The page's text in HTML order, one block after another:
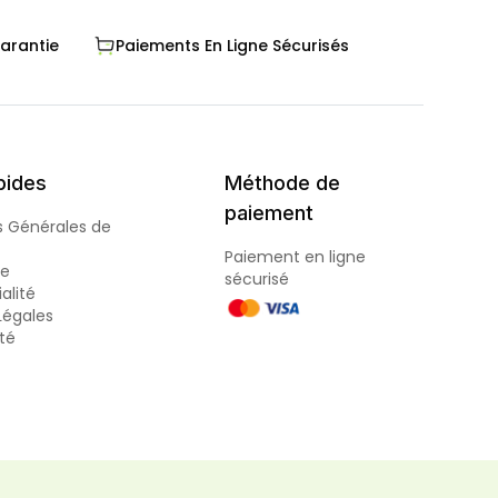
Paiements En Ligne Sécurisés
Générales de
Méthode de
paiement
Paiement en ligne
sécurisé